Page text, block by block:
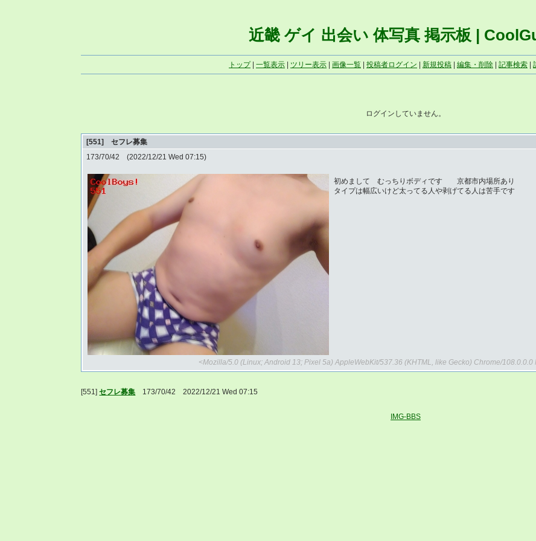
近畿 ゲイ 出会い 体写真 掲示板 |
トップ| 一覧表示 ツリー表示 画像一覧 投稿者ログイン 新規投稿 編集・削除 記事検索
ログインしていません。
[551] セフレ募集
173/70/42 (2022/12/21 Wed 07:15)
初めまして むっちりボディです 京都市内場所あり
タイプは幅広いけど太ってる人や剥げてる人は苦手です
<Mozilla/5.0 (Linux; Android 13; Pixel 5a) AppleWebKit/537.36 (KHTML, like Gecko) Chrome/
[551]セフレ募集 173/70/42 2022/12/21 Wed 07:15
IMG-BBS